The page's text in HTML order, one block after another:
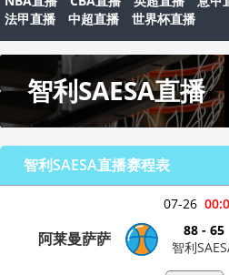
法甲直播
中超直播 世界杯直播
智利SAESA直播
智利SAESA直播赛程表
07-26
阿莱曼萨萨
88 - 65
智利